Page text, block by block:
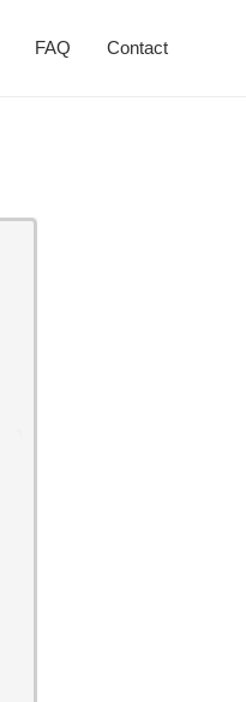
FAQ Contact